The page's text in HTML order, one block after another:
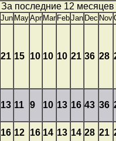
За последние 12 месяцев
Jun MayApr Mar FebJan Dec Nov
21 15 10 10 10 21 36 28
13 11 9 10 13 16 43 36
16 12 16 14 13 14 28 21